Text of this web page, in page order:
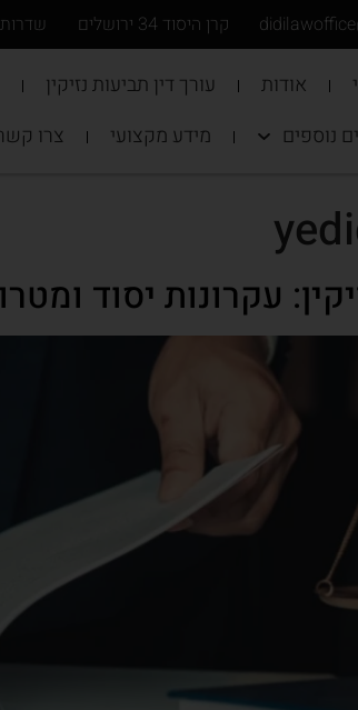
קרן היסוד 34 ירושלים שדרות
אודות עורך דין תביעות נזיקין
נוספים
מידע מקצועי צרו
עקרונות יסוד